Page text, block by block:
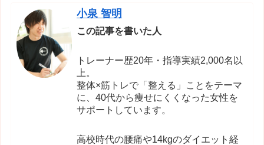
小泉 智明
この記事を書いた人
トレーナー歴20年・指導実績2,000名以
上。
整体×筋トレで「整える」ことをテーマ
に、40代から痩せにくくなった女性を
サポートしています。
高校時代の腰痛や14kgのダイエット経